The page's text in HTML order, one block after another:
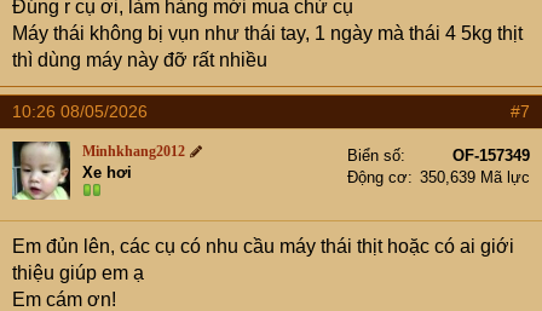
Đúng r cụ ơi, làm hàng mới mua chứ cụ
Máy thái không bị vụn như thái tay, 1 ngày mà thái 4 5kg thịt
thì dùng máy này đỡ rất nhiều
10:26 08/05/2026 #7
Minhkhang2012
Xe hơi
Biển số
OF-157349
Động cơ
350,639 Mã lực
Em đủn lên, các cụ có nhu cầu máy thái thịt hoặc có ai giới
thiệu giúp em ạ
Em cám ơn!